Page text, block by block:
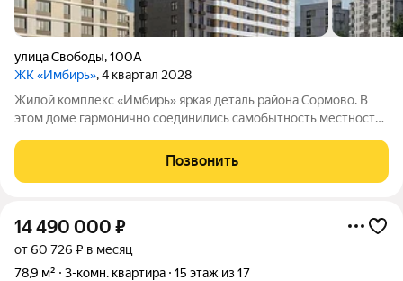
улица Свободы,100А
ЖК «Имбирь», 4 квартал 2028
Жилой комплекс «Имбирь» яркая деталь района Сормово. В
этом доме гармонично соединились самобытность местности,
необходимое находится поблизости: транспортные маршруты,
торговые точки, образовательные
Позвонить
14 490 000 ₽
от 60 726 ₽ в месяц
78,9 м²
3-комн. квартира 15 этаж из 17